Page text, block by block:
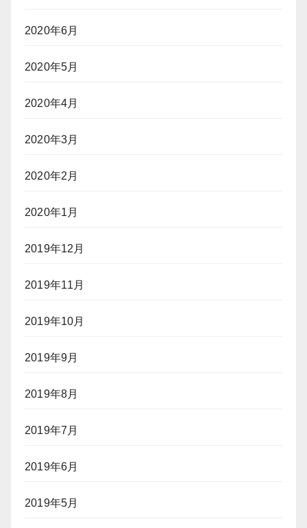
2020年6月
2020年5月
2020年4月
2020年3月
2020年2月
2020年1月
2019年12月
2019年11月
2019年10月
2019年9月
2019年8月
2019年7月
2019年6月
2019年5月